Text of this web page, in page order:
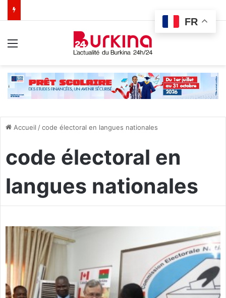
Accueil /code électoral en langues nationales
code électoral en
langues nationales
FR